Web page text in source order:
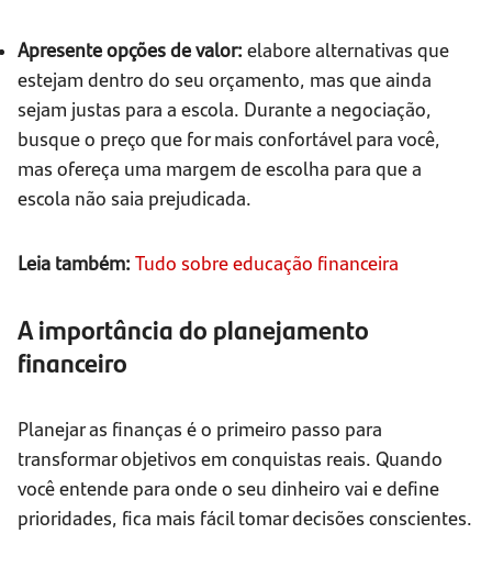
Apresente opções de valor: elabore alternativas que
estejam dentro do seu orçamento, mas que ainda
sejam justas para a escola. Durante a negociação,
busque o preço que for mais confortável para você,
mas ofereça uma margem de escolha para que a
escola não saia prejudicada.
Leia também: Tudo sobre educação financeira
A importância do planejamento
financeiro
Planejar as finanças é o primeiro passo para
transformar objetivos em conquistas reais. Quando
você entende para onde o seu dinheiro vai e define
prioridades, fica mais fácil tomar decisões conscientes.